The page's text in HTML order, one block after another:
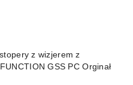
z wizjerem z
GSS PC Orginał